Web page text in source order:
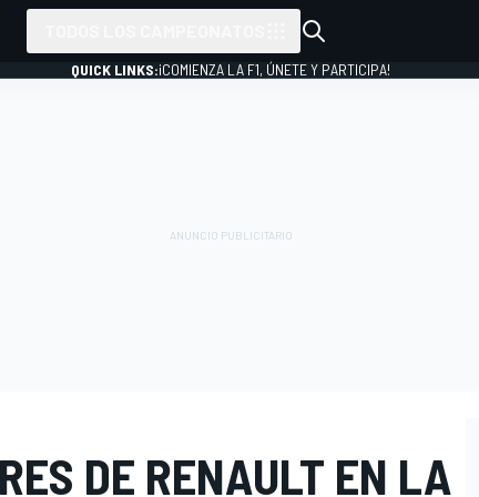
QUICK LINKS:¡COMIENZA LA F1, ÚNETE Y PARTICIPA!
DE RENAULT EN LA